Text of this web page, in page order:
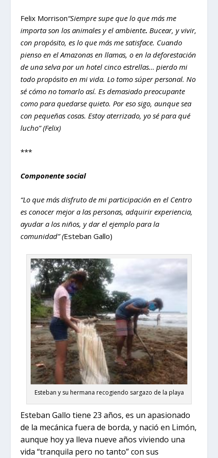
Felix Morrison“Siempre supe que lo que más me
importa son los animales y el ambiente. Bucear, y vivir,
con propósito, es lo que más me satisface. Cuando
pienso en el Amazonas en llamas, o en la deforestación
de una selva por un hotel cinco estrellas… pierdo mi
todo propósito en mi vida. Lo tomo súper personal. No
sé cómo no tomarlo así. Es demasiado preocupante
como para quedarse quieto. Por eso sigo, aunque sea
con pequeñas cosas. Estoy aterrizado, yo sé para qué
lucho” (Felix)
***
Componente social
“Lo que más disfruto de mi participación en el Centro
es conocer mejor a las personas, adquirir experiencia,
ayudar a los niños, y dar el ejemplo para la
comunidad” (Esteban Gallo)
Esteban y su hermana recogiendo sargazo de la playa
Esteban Gallo tiene 23 años, es un apasionado
de la mecánica fuera de borda, y nació en Limón,
aunque hoy ya lleva nueve años viviendo una
vida “tranquila pero no tanto” con sus